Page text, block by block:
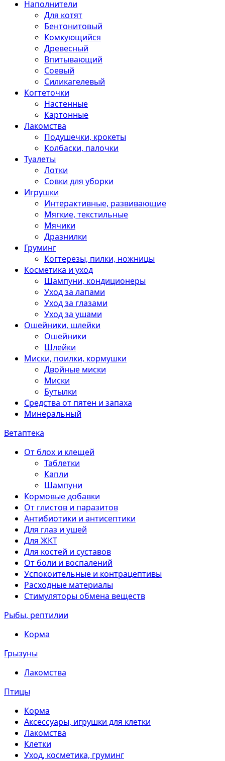
Наполнители
Для котят
Бентонитовый
Комкующийся
Древесный
Впитывающий
Соевый
Силикагелевый
Когтеточки
Настенные
Картонные
Лакомства
Подушечки, крокеты
Колбаски, палочки
Туалеты
Лотки
Совки для уборки
Игрушки
Интерактивные, развивающие
Мягкие, текстильные
Мячики
Дразнилки
Груминг
Когтерезы, пилки, ножницы
Косметика и уход
Шампуни, кондиционеры
Уход за лапами
Уход за глазами
Уход за ушами
Ошейники, шлейки
Ошейники
Шлейки
Миски, поилки, кормушки
Двойные миски
Миски
Бутылки
Средства от пятен и запаха
Минеральный
Ветаптека
От блох и клещей
Таблетки
Капли
Шампуни
Кормовые добавки
От глистов и паразитов
Антибиотики и антисептики
Для глаз и ушей
Для ЖКТ
Для костей и суставов
От боли и воспалений
Успокоительные и контрацептивы
Расходные материалы
Стимуляторы обмена веществ
Рыбы, рептилии
Корма
Грызуны
Лакомства
Птицы
Корма
Аксессуары, игрушки для клетки
Лакомства
Клетки
Уход, косметика, груминг